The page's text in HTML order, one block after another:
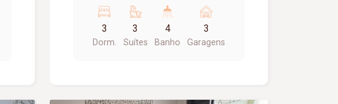
Garagem Para 3 Carros; Água Aquecida
(Boiler De 600lts) Piscina Aquecida;
Jardim; Iluminação Led; Portão
3
Dorm.
3
Suítes
4
Banho
3
Garagens